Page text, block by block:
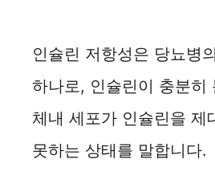
인슐린 저항성은 당뇨병
하나로, 인슐린이 충분히
체내 세포가 인슐린을 제
못하는 상태를 말합니다.